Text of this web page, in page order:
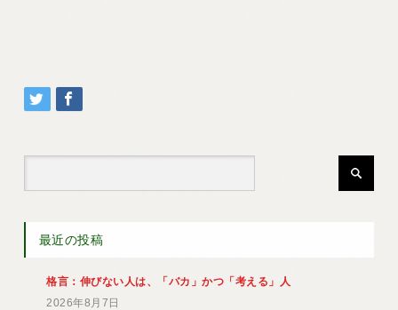
最近の投稿
格言：伸びない人は、「バカ」かつ「考える」人
2026年8月7日